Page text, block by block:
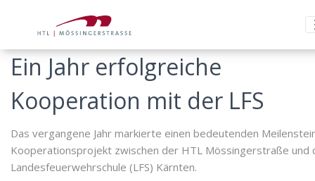
Ein Jahr erfolgreiche
Kooperation mit der LFS
Das vergangene Jahr markierte einen bedeutenden
Kooperationsprojekt zwischen der HTL Mössingerstraße und
Landesfeuerwehrschule (LFS) Kärnten.